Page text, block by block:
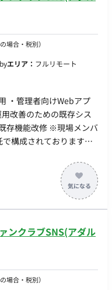
ト推進力を重視 [担当業
発 - 生成AI・AI Agent
PoC、設計・開発 - AI
ー設計、ツール連携お
各種Agentフレームワー
の品質、精度、セキ
改善 - 次フェーズを見
▼チームリード - 所掌
捗管理・タスク管理・
とした技術方針、実装
析バッチ・データ基盤
を用いた分析バッチ
チューニング、データ処
析基盤・データソース
ド - 生成AI・AI Agent
調査・PoC・アーキテ
実施 - 特定技術や既存
コスト・運用性を踏ま
ステムの信頼性、パフ
ロイメントの自動化、
実現し、開発サイクル
ラウドセキュリティに
選定と導入
選定し、DX推進に最適
トワーク管理者など）
ムのパフォーマンス管
ョナルなコラボレーショ
行。（例：ファイアウォ
化。 - セカンドパーテ
サービスパートナーな
ドプロバイダー、ハー
場合・税別）
エリア： フルリモート
・管理者向けWebアプ
改善のための既存シス
存機能改修 ※現場メンバ
構成されております。
ス: PostgreSQL / Redis
Cloudflare コンテナ技
CI/CD: GitHub
CloudWatch /
ブラリ: MUI / Tailwind
：AWS ・監視: BugSnag
ンクラブSNS(アダル
場合・税別）